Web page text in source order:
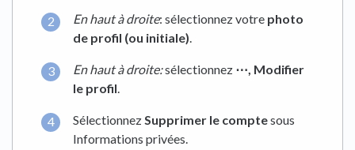
En haut à droite: sélectionnez votre photo
de profil (ou initiale).
En haut à droite:sélectionnez ⋯, Modifier
le profil.
Sélectionnez Supprimer le comptesous
Informations privées.